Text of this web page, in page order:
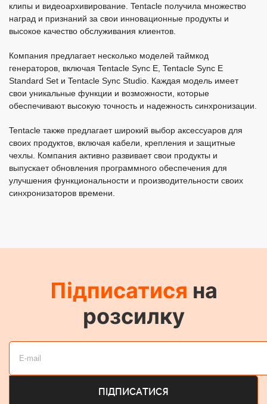
клипы и видеоархивирование. Tentacle получила множество
наград и признаний за свои инновационные продукты и
высокое качество обслуживания клиентов.
Компания предлагает несколько моделей таймкод
генераторов, включая Tentacle Sync E, Tentacle Sync E
Standard Set и Tentacle Sync Studio. Каждая модель имеет
свои уникальные функции и возможности, которые
обеспечивают высокую точность и надежность синхронизации.
Tentacle также предлагает широкий выбор аксессуаров для
своих продуктов, включая кабели, крепления и защитные
чехлы. Компания активно развивает свои продукты и
выпускает обновления программного обеспечения для
улучшения функциональности и производительности своих
синхронизаторов времени.
Підписатися на
розсилку